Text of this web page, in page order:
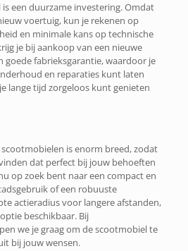
een duurzame investering. Omdat
voertuig, kun je rekenen op
en minimale kans op technische
je bij aankoop van een nieuwe
goede fabrieksgarantie, waardoor je
en reparaties kunt laten
lange tijd zorgeloos kunt genieten
is enorm breed, zodat
dat perfect bij jouw behoeften
op zoek bent naar een compact en
of een robuuste
actieradius voor langere afstanden,
beschikbaar. Bij
we je graag om de scootmobiel te
bij jouw wensen.